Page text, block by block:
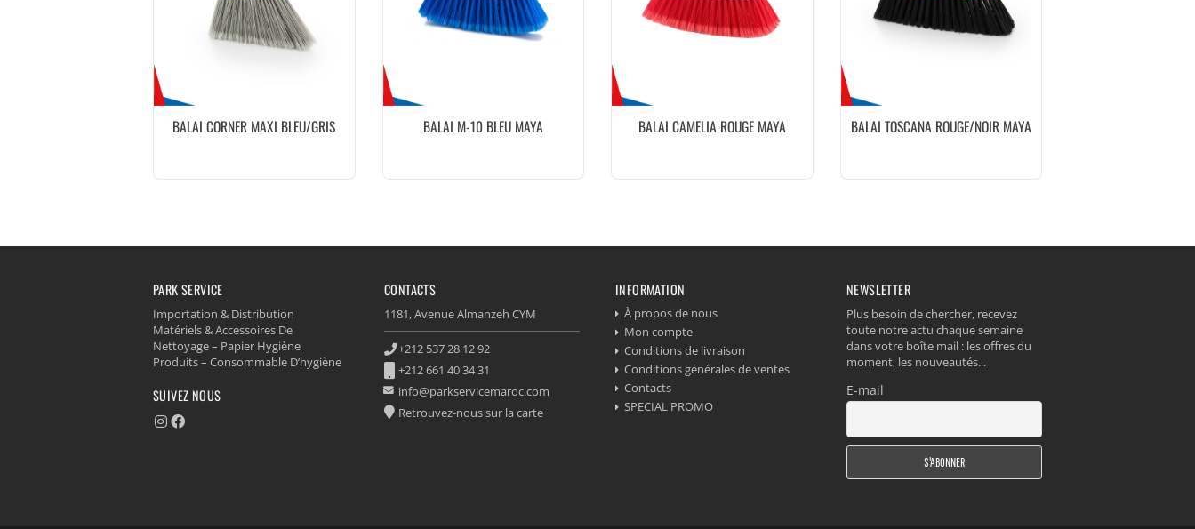
BALAI CORNER MAXI BLEU/GRIS BALAI M-10 BLEU MAYA BALAI CAMELIA ROUGE MAYA BALAI TOSCANA ROUGE/NOIR MAYA
PARK SERVICE
Importation & Distribution
Matériels & Accessoires De
Nettoyage – Papier Hygiène
Produits – Consommable D’hygiène
SUIVEZ NOUS
CONTACTS
1181, Avenue Almanzeh CYM
+212 537 28 12 92
+212 661 40 34 31
info@parkservicemaroc.com
Retrouvez-nous sur la carte
INFORMATION
À propos de nous
Mon compte
Conditions de livraison
Conditions générales de ventes
Contacts
SPECIAL PROMO
NEWSLETTER
Plus besoin de chercher, recevez
toute notre actu chaque semaine
dans votre boîte mail : les offres du
moment, les nouveautés...
E-mail